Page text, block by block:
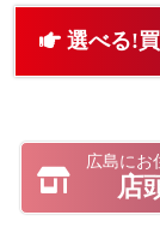
選べる!
広島にお
店